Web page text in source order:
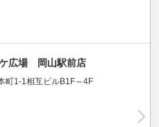
広場 岡山駅前店
町1-1相互ビルB1F～4F